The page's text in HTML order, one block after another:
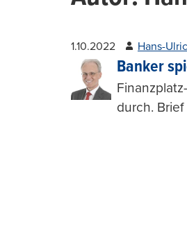
1.10.2022 Hans-
Banker
durch.